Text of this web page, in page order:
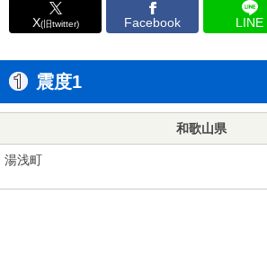
X(旧twitter) Facebook LINE
震度1
和歌山県
湯浅町